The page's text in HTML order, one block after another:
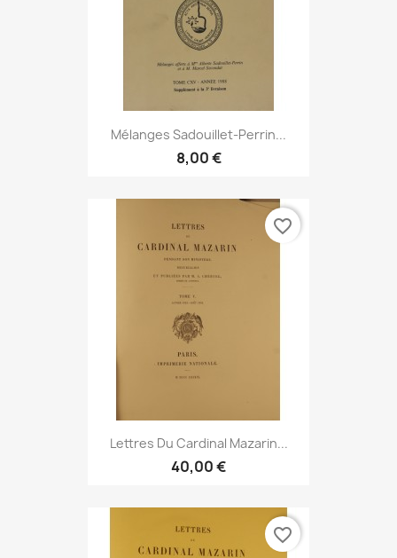
Mélanges Sadouillet-Perrin...
8,00 €
Lettres Du Cardinal Mazarin...
40,00 €
favorite_border
favorite_border